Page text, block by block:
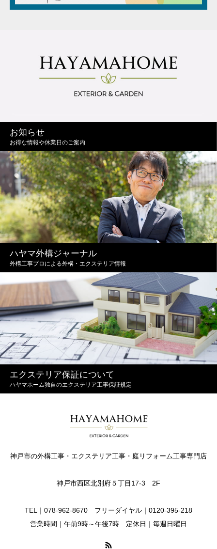
お知らせ
お得な情報や休業日のご案内
ハヤマ外構ジャーナル
外構工事プロによる外構・エクステリア情報
エクステリア保証について
ハヤマホーム独自のエクステリア工事保証規定
神戸市の外構工事・エクステリア工事・庭リフォーム工事専門店
神戸市西区北別府５丁目17-3 2F
TEL｜078-962-8670 フリーダイヤル｜0120-395-218
営業時間｜午前9時～午後7時 定休日｜毎週日曜日